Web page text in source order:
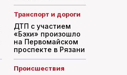
Транспорт и дороги
ДТП с участием
«Бэхи» произошло
на Первомайском
проспекте в Рязани
Происшествия